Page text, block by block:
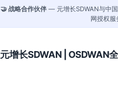
🤝 战略合作伙伴— 元增长SDWAN与中国
网授权服
元增长SDWAN | OSDWAN